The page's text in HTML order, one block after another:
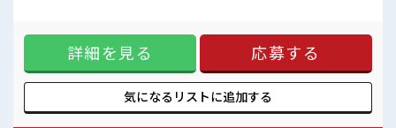
確認や書類の不備に伴う確認発信作業)・その他付随する庶務
全般 ■お仕事PR ≪経験者活躍中≫ これまでの経験を活かしま
せんか？ ブランクがあっても大丈夫♪ 経験はちょっとだけ…
という方もOK！ ≪無理なく働ける≫ 場合によってはお願い
することもありますが、 残業はほとんどナシ！ ≪完全週休二
日制≫ 週末は家族や友人と一緒にプライベート満喫！ ≪自分
詳細を見る 応募する
気になるリストに追加する